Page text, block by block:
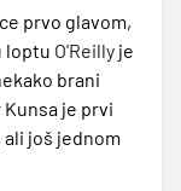
prvo glavom,
loptu O'Reilly je
brani
je prvi
još jednom